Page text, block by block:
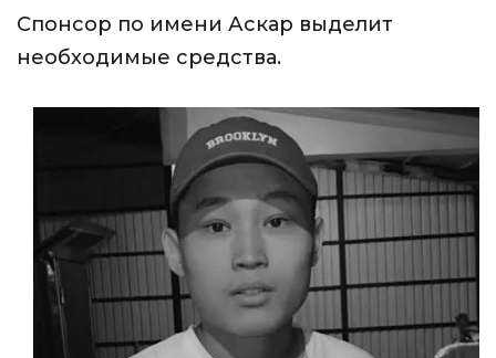
Спонсор по имени Аскар выделит
необходимые средства.